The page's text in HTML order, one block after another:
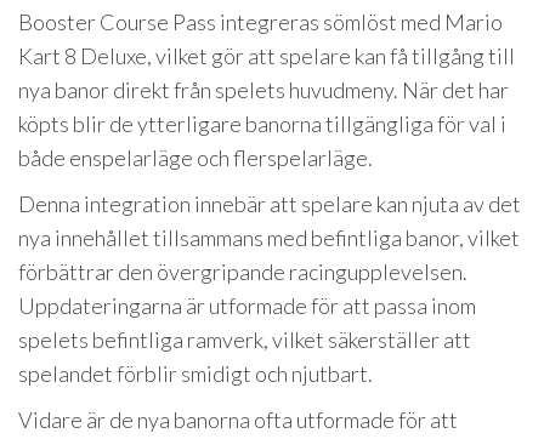
Booster Course Pass integreras sömlöst med Mario
Kart 8 Deluxe, vilket gör att spelare kan få tillgång till
nya banor direkt från spelets huvudmeny. När det har
köpts blir de ytterligare banorna tillgängliga för val i
både enspelarläge och flerspelarläge.
Denna integration innebär att spelare kan njuta av det
nya innehållet tillsammans med befintliga banor, vilket
förbättrar den övergripande racingupplevelsen.
Uppdateringarna är utformade för att passa inom
spelets befintliga ramverk, vilket säkerställer att
spelandet förblir smidigt och njutbart.
Vidare är de nya banorna ofta utformade för att